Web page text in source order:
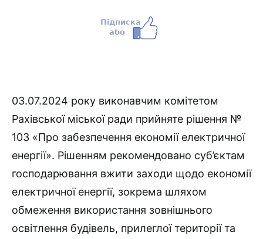
03.07.2024 року виконавчим комітетом
Рахівської міської ради прийняте рішення №
103 «Про забезпечення економії електричної
енергії». Рішенням рекомендовано суб’єктам
господарювання вжити заходи щодо економії
електричної енергії, зокрема шляхом
обмеження використання зовнішнього
освітлення будівель, прилеглої території та